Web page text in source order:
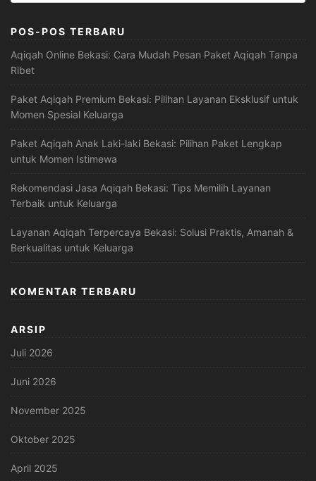
POS-POS TERBARU
Aqiqah Online Bekasi: Cara Mudah Pesan Paket Aqiqah Tanpa
Ribet
Paket Aqiqah Premium Bekasi: Pilihan Layanan Eksklusif untuk
Momen Spesial Keluarga
Paket Aqiqah Anak Laki-laki Bekasi: Pilihan Paket Lengkap
untuk Momen Istimewa
Rekomendasi Jasa Aqiqah Bekasi: Tips Memilih Layanan
Terbaik untuk Keluarga
Layanan Aqiqah Terpercaya Bekasi: Solusi Praktis, Amanah &
Berkualitas untuk Keluarga
KOMENTAR TERBARU
ARSIP
Juli 2026
Juni 2026
November 2025
Oktober 2025
April 2025